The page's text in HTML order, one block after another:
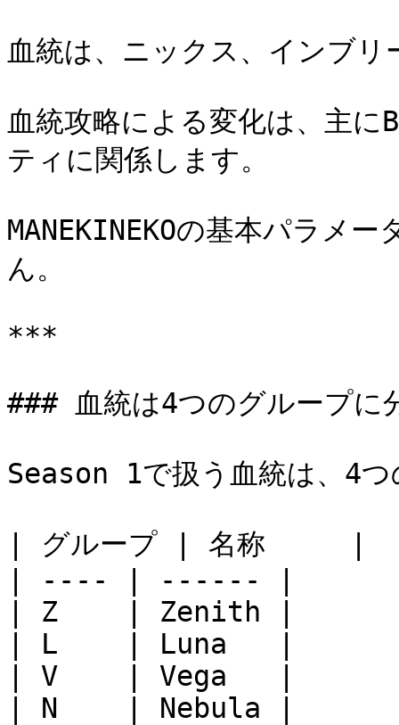
血統は、ニックス、インブ
血統攻略による変化は、主
ティに関係します。
MANEKINEKOの基本パラメ
ん。
***
### 血統は4つのグループに
Season 1で扱う血統は、4
| グループ | 名称     |
| ---- | ------ |
| Z    | Zenith |
| L    | Luna   |
| V    | Vega   |
| N    | Nebula |